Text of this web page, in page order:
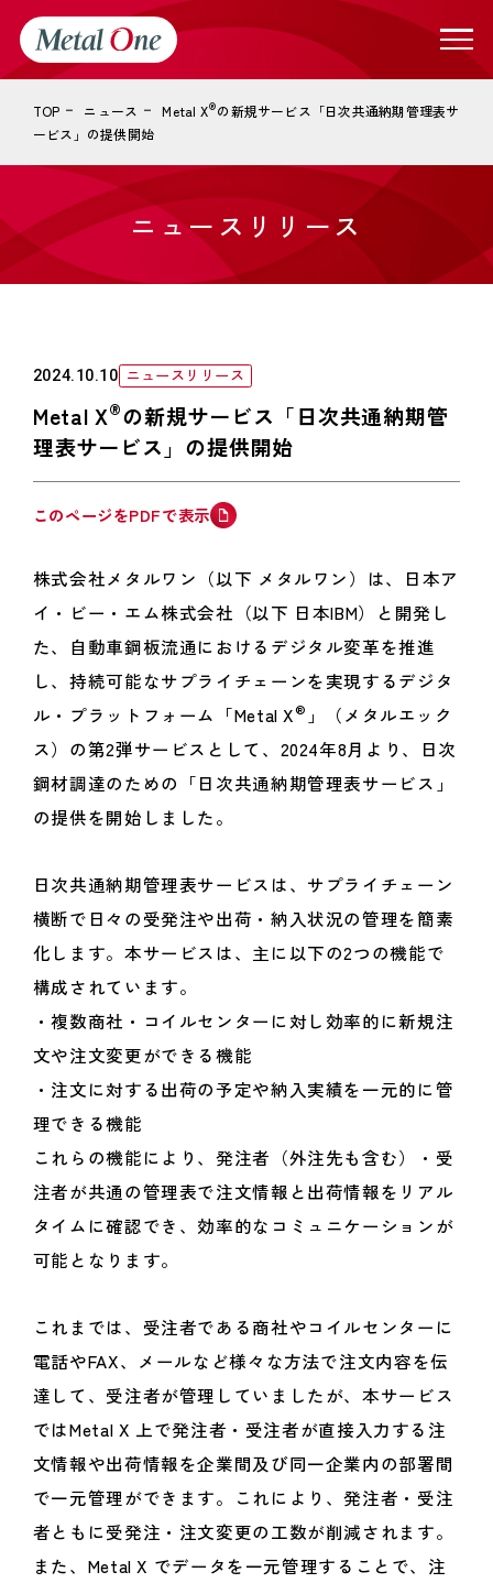
TOP ニュース Metal X®の新規サービス「日次共通納期管理表サ
ービス」の提供開始
ニュースリリース
2024.10.10 ニュースリリース
Metal X®の新規サービス「日次共通納期管
理表サービス」の提供開始
このページをPDFで表示
株式会社メタルワン（以下 メタルワン）は、日本ア
イ・ビー・エム株式会社（以下 日本IBM）と開発し
た、自動車鋼板流通におけるデジタル変革を推進
し、持続可能なサプライチェーンを実現するデジタ
ル・プラットフォーム「Metal X® 」（メタルエック
ス）の第2弾サービスとして、2024年8月より、日次
鋼材調達のための「日次共通納期管理表サービス」
の提供を開始しました。
日次共通納期管理表サービスは、サプライチェーン
横断で日々の受発注や出荷・納入状況の管理を簡素
化します。本サービスは、主に以下の2つの機能で
構成されています。
・複数商社・コイルセンターに対し効率的に新規注
文や注文変更ができる機能
・注文に対する出荷の予定や納入実績を一元的に管
理できる機能
これらの機能により、発注者（外注先も含む）・受
注者が共通の管理表で注文情報と出荷情報をリアル
タイムに確認でき、効率的なコミュニケーションが
可能となります。
これまでは、受注者である商社やコイルセンターに
電話やFAX、メールなど様々な方法で注文内容を伝
達して、受注者が管理していましたが、本サービス
ではMetal X 上で発注者・受注者が直接入力する注
文情報や出荷情報を企業間及び同一企業内の部署間
で一元管理ができます。これにより、発注者・受注
者ともに受発注・注文変更の工数が削減されます。
また、Metal X でデータを一元管理することで、注